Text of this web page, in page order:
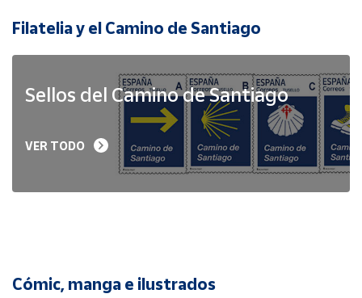
Filatelia y el Camino de Santiago
Sellos del Camino de Santiago
VER TODO
Cómic, manga e ilustrados